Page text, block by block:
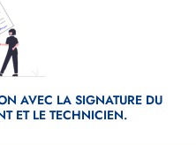
AVEC LA SIGNATURE DU
ET LE TECHNICIEN.